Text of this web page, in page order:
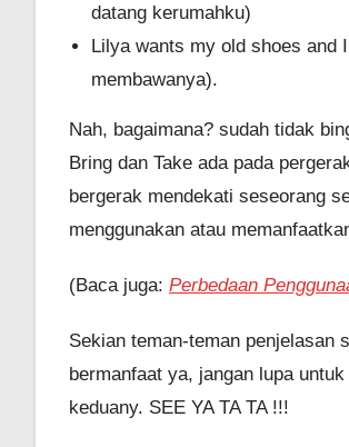
datang kerumahku)
Lilya wants my old shoes and
membawanya).
Nah, bagaimana? sudah tidak
Bring dan Take ada pada
bergerak mendekati seseorang
menggunakan atau
(Baca juga: Perbedaan
Sekian teman-teman penjelasan
bermanfaat ya, jangan lupa
keduany. SEE YA TA TA !!!